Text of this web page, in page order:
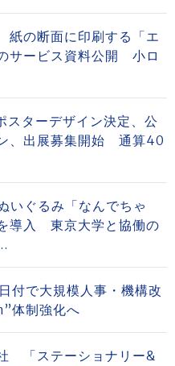
の断面に印刷する「エ
サービス資料公開 小ロ
スターデザイン決定、公
、出展募集開始 通算40
ぐるみ「なんでちゃ
導入 東京大学と協働の
付で大規模人事・機構改
体制強化へ
「ステーショナリー&